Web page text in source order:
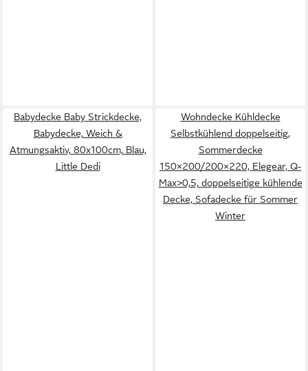
Babydecke Baby Strickdecke,
Babydecke, Weich &
Atmungsaktiv, 80x100cm, Blau,
Little Dedi
Wohndecke Kühldecke
Selbstkühlend doppelseitig,
Sommerdecke
150×200/200×220, Elegear, Q-
Max>0,5, doppelseitige kühlende
Decke, Sofadecke für Sommer
Winter